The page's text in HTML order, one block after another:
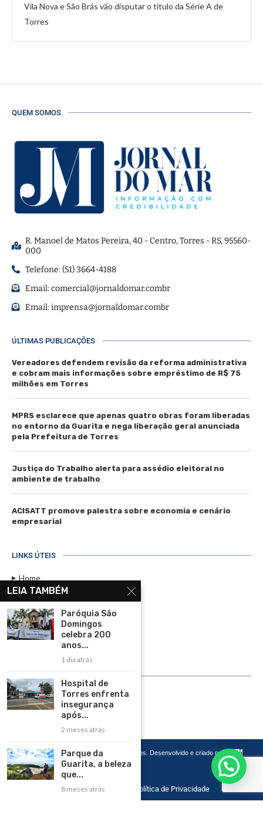
Vila Nova e São Brás vão disputar o título da Série A de
Torres
QUEM SOMOS
R. Manoel de Matos Pereira, 40 - Centro, Torres - RS, 95560-
000
Telefone: (51) 3664-4188
Email:comercial@jornaldomar.combr
Email:imprensa@jornaldomar.combr
ÚLTIMAS PUBLICAÇÕES
Vereadores defendem revisão da reforma administrativa
e cobram mais informações sobre empréstimo de R$ 75
milhões em Torres
MPRS esclarece que apenas quatro obras foram liberadas
no entorno da Guarita e nega liberação geral anunciada
pela Prefeitura de Torres
Justiça do Trabalho alerta para assédio eleitoral no
ambiente de trabalho
ACISATT promove palestra sobre economia e cenário
empresarial
LINKS ÚTEIS
Home
Assinar
Contato
Política de Privacidade
Rádio Maristela - Ao Vivo
ASSINE
Copyright 2026 – Todos os Direitos Reservados. Desenvolvido e criado por
Cadô
Agência de Marketing
Home Contato Política de Privacidade
LEIA TAMBÉM
Paróquia São
Domingos
celebra 200
anos...
1 dia atrás
Hospital de
Torres enfrenta
insegurança
após...
2 meses atrás
Parque da
Guarita, a beleza
que...
8 meses atrás